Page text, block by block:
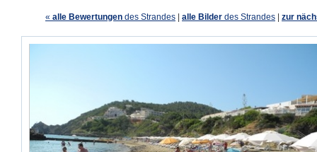
« alle Bewertungen des Strandes alle Bilder des Strandes zur